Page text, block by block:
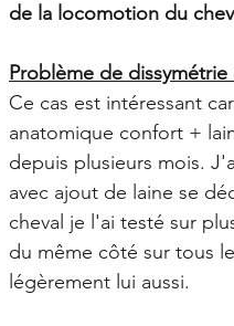
de la locomotion du
Problème de dissymétrie
Ce cas est intéressant
anatomique confort +
depuis plusieurs mois.
avec ajout de laine se
cheval je l'ai testé sur
du même côté sur tous
légèrement lui aussi.